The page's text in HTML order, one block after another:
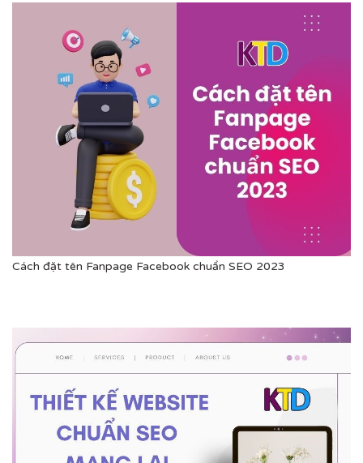
Cách đặt tên Fanpage Facebook chuẩn SEO 2023